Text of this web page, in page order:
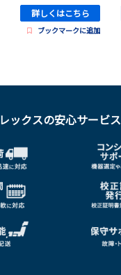
詳しくはこちら
ブックマークに追加
レックスの安心サービス